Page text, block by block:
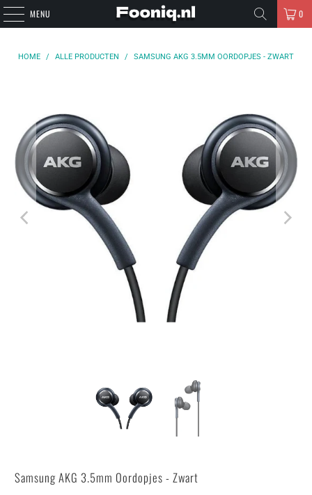
MENU 0
HOME / ALLE PRODUCTEN / SAMSUNG AKG 3.5MM OORDOPJES - ZWART
Samsung AKG 3.5mm Oordopjes - Zwart